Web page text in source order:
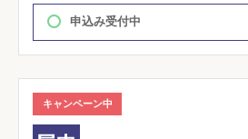
申込み受付中
キャンペーン中